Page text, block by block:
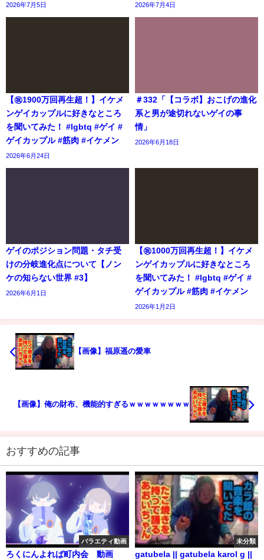
2026年7月5日 2026年7月4日
【㊗️1900万回再生超！】イケメ
ンゲイカップルに好きなところ
を聞いてみた！ #lgbtq #ゲイ #
ゲイカップル #筋肉 #イケメン
2026年6月24日
＃332「【コラボ】おこげの進化
系と男が途切れないゲイの事
情」
2026年6月18日
ゲイのポジション問題・タチ受
けの分岐進化点について【ノン
ケの知らない世界 #3】
2026年6月1日
【㊗️1000万回再生超！】イケメ
ンゲイカップルに好きなところ
を聞いてみた！ #lgbtq #ゲイ #
ゲイカップル #筋肉 #イケメン
2026年1月2日
【画像】福原遥の愛車
【画像】俺の財布、機能的すぎるｗｗｗｗｗｗｗｗ
おすすめの記事
バラエティ動画
ろくにんよれば町内会 動画
未分類
gatubela || gatubela karol g ||